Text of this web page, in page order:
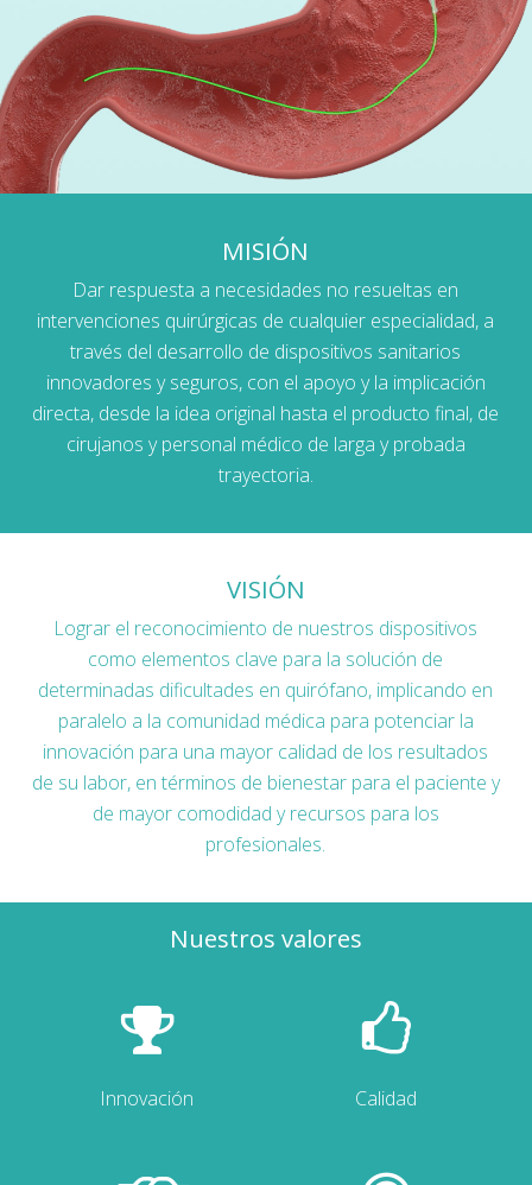
MISIÓN
Dar respuesta a necesidades no resueltas en
intervenciones quirúrgicas de cualquier especialidad, a
través del desarrollo de dispositivos sanitarios
innovadores y seguros, con el apoyo y la implicación
directa, desde la idea original hasta el producto final, de
cirujanos y personal médico de larga y probada
trayectoria.
VISIÓN
Lograr el reconocimiento de nuestros dispositivos
como elementos clave para la solución de
determinadas dificultades en quirófano, implicando en
paralelo a la comunidad médica para potenciar la
innovación para una mayor calidad de los resultados
de su labor, en términos de bienestar para el paciente y
de mayor comodidad y recursos para los
profesionales.
Nuestros valores
Innovación Calidad